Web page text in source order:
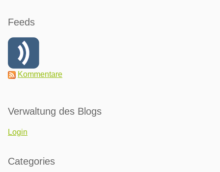
Feeds
Kommentare
Verwaltung des Blogs
Login
Categories